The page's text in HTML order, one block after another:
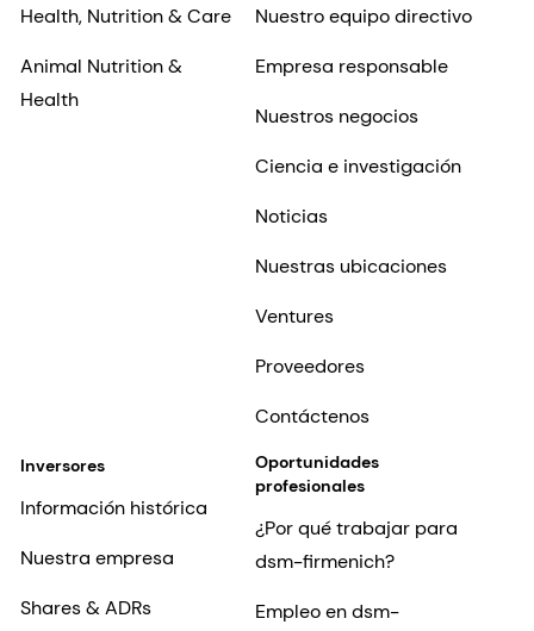
Health, Nutrition & Care
Animal Nutrition &
Health
Nuestro equipo directivo
Empresa responsable
Nuestros negocios
Ciencia e investigación
Noticias
Nuestras ubicaciones
Ventures
Proveedores
Contáctenos
Inversores
Información histórica
Nuestra empresa
Shares & ADRs
Oportunidades
profesionales
¿Por qué trabajar para
dsm-firmenich?
Empleo en dsm-